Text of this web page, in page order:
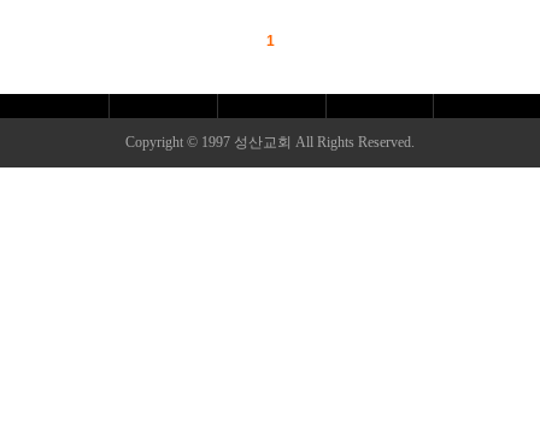
1
Copyright © 1997 성산교회 All Rights Reserved.